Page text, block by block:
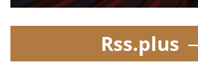
Rss.plus